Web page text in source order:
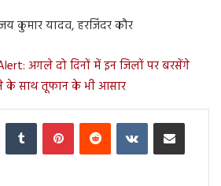
कुमार यादव, हरजिंदर कौर
अगले दो दिनों में इन जिलों पर बरसेंगे
के साथ तूफान के भी आसार
LinkedInTumblr PinterestReddit VKontakteShare via Email